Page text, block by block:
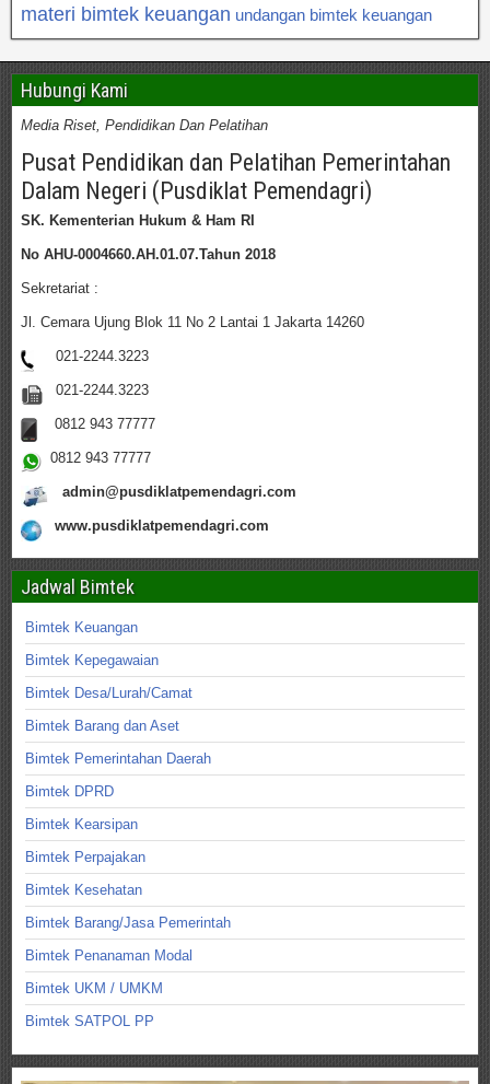
materi bimtek keuangan undangan bimtek keuangan
Hubungi Kami
Media Riset, Pendidikan Dan Pelatihan
Pusat Pendidikan dan Pelatihan Pemerintahan
Dalam Negeri (Pusdiklat Pemendagri)
SK. Kementerian Hukum & Ham RI
No AHU-0004660.AH.01.07.Tahun 2018
Sekretariat :
Jl. Cemara Ujung Blok 11 No 2 Lantai 1 Jakarta 14260
021-2244.3223
021-2244.3223
0812 943 77777
0812 943 77777
admin@pusdiklatpemendagri.com
www.pusdiklatpemendagri.com
Jadwal Bimtek
Bimtek Keuangan
Bimtek Kepegawaian
Bimtek Desa/Lurah/Camat
Bimtek Barang dan Aset
Bimtek Pemerintahan Daerah
Bimtek DPRD
Bimtek Kearsipan
Bimtek Perpajakan
Bimtek Kesehatan
Bimtek Barang/Jasa Pemerintah
Bimtek Penanaman Modal
Bimtek UKM / UMKM
Bimtek SATPOL PP